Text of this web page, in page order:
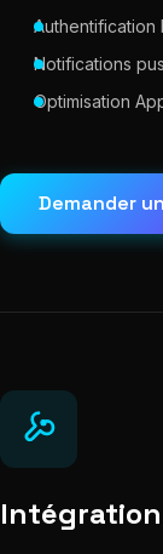
Notifications
Optimisation
Demander